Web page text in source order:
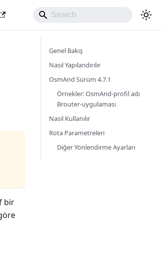
bir
Genel Bakış
Nasıl Yapılandırılır
OsmAnd Sürüm 4.7.1
Örnekler: OsmAnd-profil adı
Brouter-uygulaması
Nasıl Kullanılır
Rota Parametreleri
Diğer Yönlendirme Ayarları